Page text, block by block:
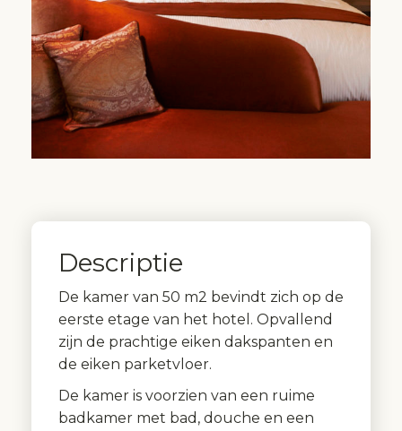
Descriptie
De kamer van 50 m2 bevindt zich op de
eerste etage van het hotel. Opvallend
zijn de prachtige eiken dakspanten en
de eiken parketvloer.
De kamer is voorzien van een ruime
badkamer met bad, douche en een